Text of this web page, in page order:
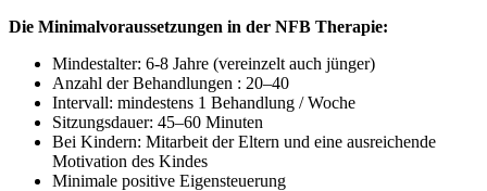
Die Minimalvoraussetzungen in der NFB Therapie:
Mindestalter: 6-8 Jahre (vereinzelt auch jünger)
Anzahl der Behandlungen : 20–40
Intervall: mindestens 1 Behandlung / Woche
Sitzungsdauer: 45–60 Minuten
Bei Kindern: Mitarbeit der Eltern und eine ausreichende
Motivation des Kindes
Minimale positive Eigensteuerung